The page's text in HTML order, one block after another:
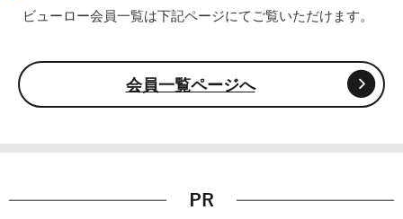
ビューロー会員一覧は下記ページにてご覧いただけます。
会員一覧ページへ